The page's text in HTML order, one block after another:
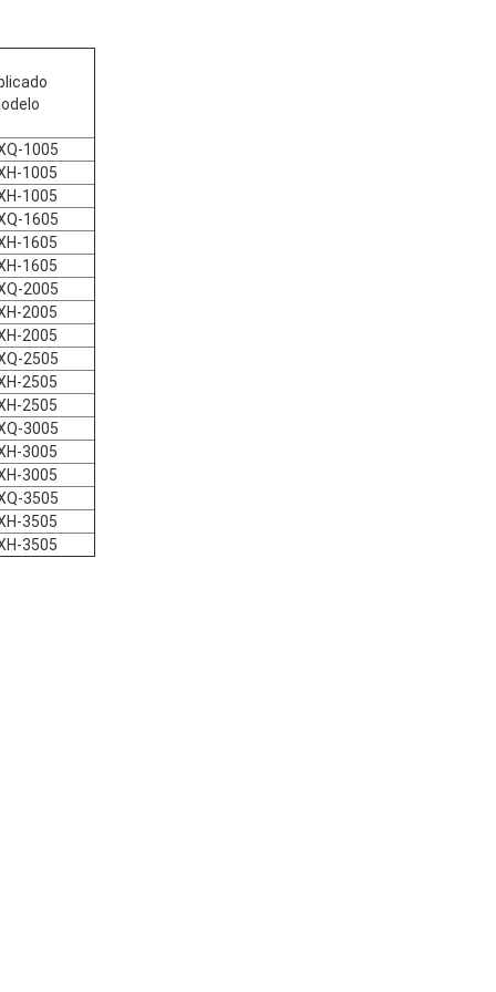
1005
1005
1005
1605
1605
1605
2005
2005
2005
2505
2505
2505
3005
3005
3005
3505
3505
3505